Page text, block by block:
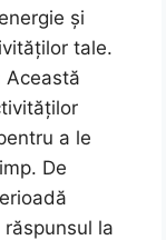
și
tale.
Această
a le
De
la